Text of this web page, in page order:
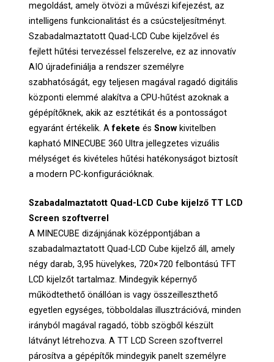
megoldást, amely ötvözi a művészi kifejezést, az
intelligens funkcionalitást és a csúcsteljesítményt.
Szabadalmaztatott Quad-LCD Cube kijelzővel és
fejlett hűtési tervezéssel felszerelve, ez az innovatív
AIO újradefiniálja a rendszer személyre
szabhatóságát, egy teljesen magával ragadó digitális
központi elemmé alakítva a CPU-hűtést azoknak a
gépépítőknek, akik az esztétikát és a pontosságot
egyaránt értékelik. Afekete ésSnow kivitelben
kapható MINECUBE 360 Ultra jellegzetes vizuális
mélységet és kivételes hűtési hatékonyságot biztosít
a modern PC-konfigurációknak.
Szabadalmaztatott Quad-LCD Cube kijelző TT LCD
Screen szoftverrel
A MINECUBE dizájnjának középpontjában a
szabadalmaztatott Quad-LCD Cube kijelző áll, amely
négy darab, 3,95 hüvelykes, 720×720 felbontású TFT
LCD kijelzőt tartalmaz. Mindegyik képernyő
működtethető önállóan is vagy összeilleszthető
egyetlen egységes, többoldalas illusztrációvá, minden
irányból magával ragadó, több szögből készült
látványt létrehozva. A TT LCD Screen szoftverrel
párosítva a gépépítők mindegyik panelt személyre